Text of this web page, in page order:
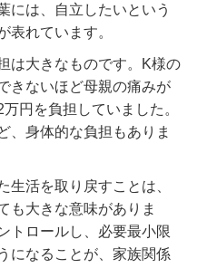
には、自立したいという
表れています。
は大きなものです。 K様の
きないほど母親の痛みが
万円を負担していました。
、身体的な負担もありま
生活を取り戻すことは、
も大きな意味がありま
トロールし、必要最小限
になることが、家族関係